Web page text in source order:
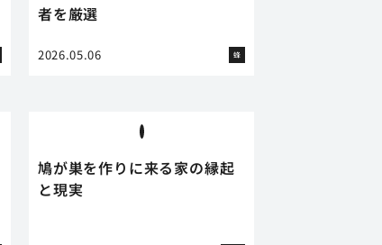
者を厳選
2026.05.06 蜂
鳩が巣を作りに来る家の縁起
と現実